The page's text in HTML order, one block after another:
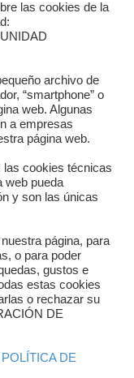
las cookies de la
archivo de
“smartphone” o
web. Algunas
a empresas
página web.
las cookies técnicas
web pueda
y son las únicas
página, para
o para poder
gustos e
estas cookies
o rechazar su
DE
POLÍTICA DE